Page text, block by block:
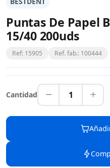
Puntas De Papel
15/40 200uds
Ref: 15905 Ref. fab.: 100444
Cantidad 1